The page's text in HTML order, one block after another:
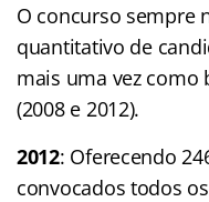
O concurso sempre
quantitativo de
mais uma vez como
(2008 e 2012).
2012: Oferecendo
convocados todos os